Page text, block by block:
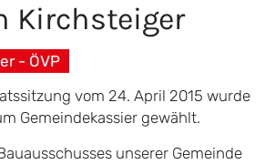
Kirchsteiger
- ÖVP
vom 24. April 2015 wurde
Gemeindekassier gewählt.
unserer Gemeinde